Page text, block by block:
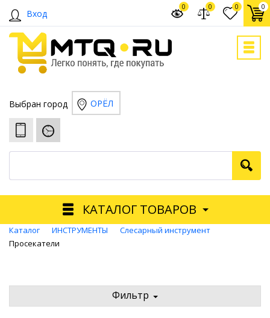
Вход
0 0
0 0
Выбран город ОРЁЛ
КАТАЛОГ ТОВАРОВ
Каталог ИНСТРУМЕНТЫ
Слесарный инструмент
Просекатели
Фильтр